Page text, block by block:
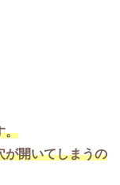
。
開いてしまうの